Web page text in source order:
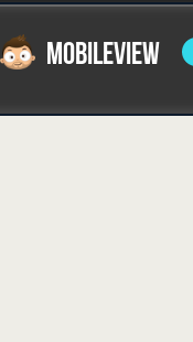
MOBILEVIEW